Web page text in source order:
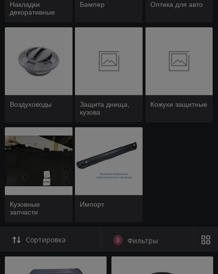
Накладки
декоративные
Бампер Оптика для авто
Воздуховоды
Защита днища,
кузова
Кожухи защитные
Кузовные
запчасти
Импорт
Сортировка 0 Фильтры